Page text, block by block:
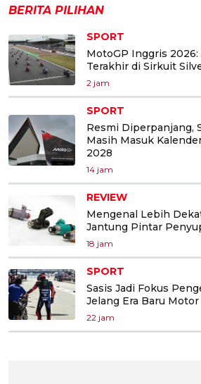
BERITA PILIHAN
SPORT
MotoGP Inggris 2026:
Terakhir di Sirkuit
2 jam
SPORT
Resmi Diperpanjang,
Masih Masuk
2028
14 jam
REVIEW
Mengenal Lebih
Jantung Pintar
18 jam
SPORT
Sasis Jadi Fokus
Jelang Era Baru
22 jam